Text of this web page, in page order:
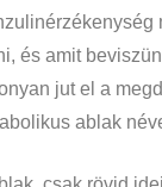
és amit
jut el a
ablak